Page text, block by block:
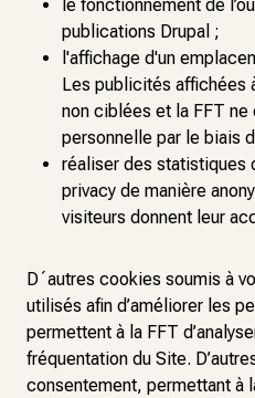
le fonctionnement de
publications Drupal ;
l'affichage d'un
Les publicités affichées
non ciblées et la FFT
personnelle par le biais
réaliser des statistiques
privacy de manière
visiteurs donnent leur
D´autres cookies soumis à
utilisés afin d’améliorer les
permettent à la FFT
fréquentation du Site.
consentement, permettant à